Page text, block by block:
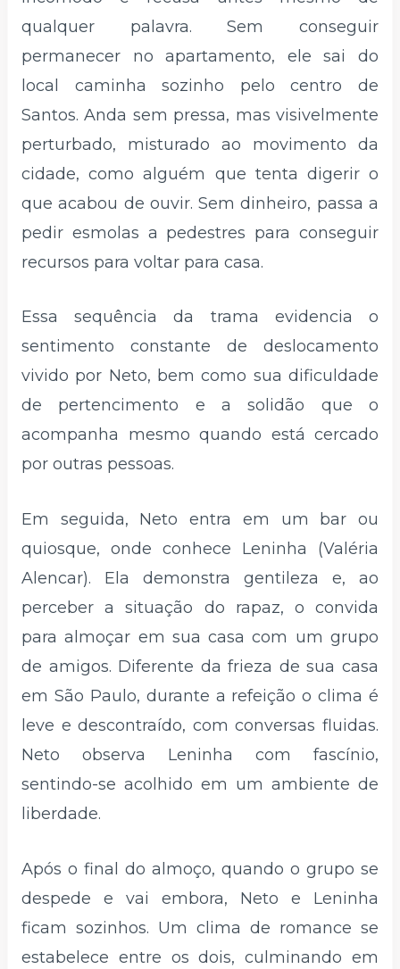
qualquer palavra. Sem conseguir
permanecer no apartamento, ele sai do
local caminha sozinho pelo centro de
Santos. Anda sem pressa, mas visivelmente
perturbado, misturado ao movimento da
cidade, como alguém que tenta digerir o
que acabou de ouvir. Sem dinheiro, passa a
pedir esmolas a pedestres para conseguir
recursos para voltar para casa.
Essa sequência da trama evidencia o
sentimento constante de deslocamento
vivido por Neto, bem como sua dificuldade
de pertencimento e a solidão que o
acompanha mesmo quando está cercado
por outras pessoas.
Em seguida, Neto entra em um bar ou
quiosque, onde conhece Leninha (Valéria
Alencar). Ela demonstra gentileza e, ao
perceber a situação do rapaz, o convida
para almoçar em sua casa com um grupo
de amigos. Diferente da frieza de sua casa
em São Paulo, durante a refeição o clima é
leve e descontraído, com conversas fluidas.
Neto observa Leninha com fascínio,
sentindo-se acolhido em um ambiente de
liberdade.
Após o final do almoço, quando o grupo se
despede e vai embora, Neto e Leninha
ficam sozinhos. Um clima de romance se
estabelece entre os dois, culminando em